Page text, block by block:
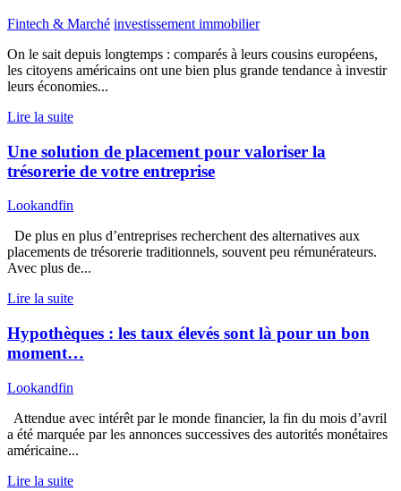
Fintech & Marché investissement immobilier
On le sait depuis longtemps : comparés à leurs cousins européens,
les citoyens américains ont une bien plus grande tendance à investir
leurs économies...
Lire la suite
Une solution de placement pour valoriser la
trésorerie de votre entreprise
Lookandfin
De plus en plus d’entreprises recherchent des alternatives aux
placements de trésorerie traditionnels, souvent peu rémunérateurs.
Avec plus de...
Lire la suite
Hypothèques : les taux élevés sont là pour un bon
moment…
Lookandfin
Attendue avec intérêt par le monde financier, la fin du mois d’avril
a été marquée par les annonces successives des autorités monétaires
américaine...
Lire la suite